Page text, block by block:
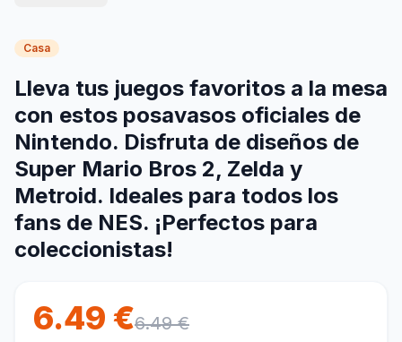
Casa
Lleva tus juegos favoritos a la mesa
con estos posavasos oficiales de
Nintendo. Disfruta de diseños de
Super Mario Bros 2, Zelda y
Metroid. Ideales para todos los
fans de NES. ¡Perfectos para
coleccionistas!
6.49 €6.49 €